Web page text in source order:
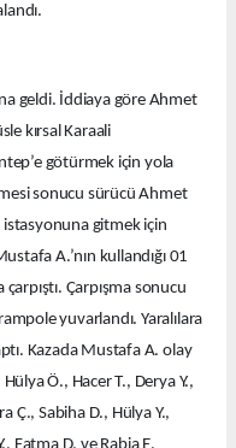
geldi. İddiaya göre Ahmet
kırsal Karaali
götürmek için yola
sonucu sürücü Ahmet
gitmek için
A.’nın kullandığı 01
Çarpışma sonucu
yuvarlandı. Yaralılara
Kazada Mustafa A. olay
Ö., Hacer T., Derya Y.,
Ç., Sabiha D., Hülya Y.,